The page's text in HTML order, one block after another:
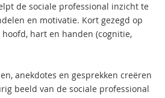
de sociale professional inzicht te
en motivatie. Kort gezegd op
hart en handen (cognitie,
anekdotes en gesprekken creëren
beeld van de sociale professional